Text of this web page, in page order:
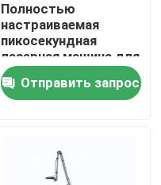
Полностью
настраиваемая
пикосекундная
лазерная машина для
удаления татуировок
100-2000J/Cm2
Выход мощности
Отправить запрос